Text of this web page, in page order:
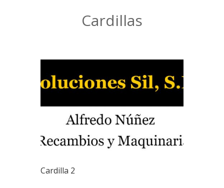
Cardillas
Cardilla 2